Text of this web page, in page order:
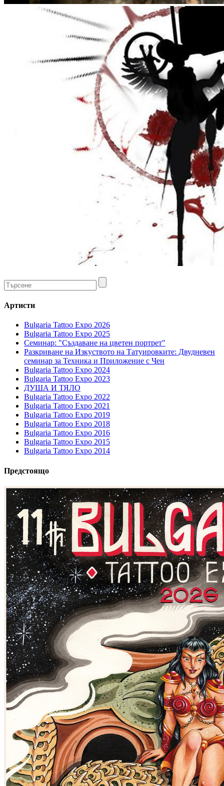
Артисти
Bulgaria Tattoo Expo 2026
Bulgaria Tattoo Expo 2025
Семинар: "Създаване на цветен портрет"
Разкриване на Изкуството на Татуировките: Двудневен
семинар за Техника и Приложение с Чен
Bulgaria Tattoo Expo 2024
Bulgaria Tattoo Expo 2023
ДУША И ТЯЛО
Bulgaria Tattoo Expo 2022
Bulgaria Tattoo Expo 2021
Bulgaria Tattoo Expo 2019
Bulgaria Tattoo Expo 2018
Bulgaria Tattoo Expo 2016
Bulgaria Tattoo Expo 2015
Bulgaria Tattoo Expo 2014
Предстоящо